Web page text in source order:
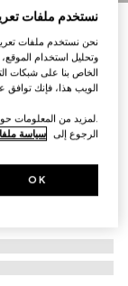
التخصيص بالأحرف الأولى
رسن حيوان
AED 1,950
تنويعاتكانفاس GG باللونين الرملي والبني
نستخدم ملفات
نحن نستخدم ملفات تعريف
وتحليل استخدام
الخاص بنا على شبكات
الويب هذا، فإنك
.لمزيد من المعلومات
الرجوع إلى سياسة
OK